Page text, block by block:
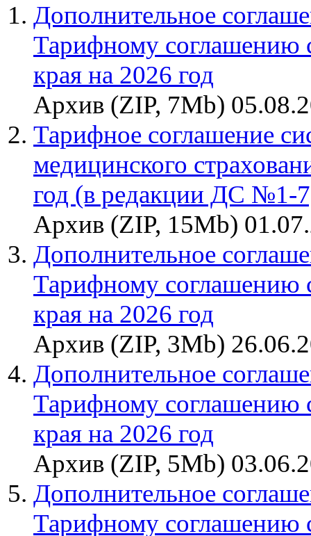
Дополнительное
Тарифному соглашению
края на 2026 год
Архив (ZIP, 7Mb)
Тарифное соглашение
медицинского
год (в редакции ДС №1-
Архив (ZIP, 15Mb)
Дополнительное
Тарифному соглашению
края на 2026 год
Архив (ZIP, 3Mb)
Дополнительное
Тарифному соглашению
края на 2026 год
Архив (ZIP, 5Mb)
Дополнительное
Тарифному соглашению